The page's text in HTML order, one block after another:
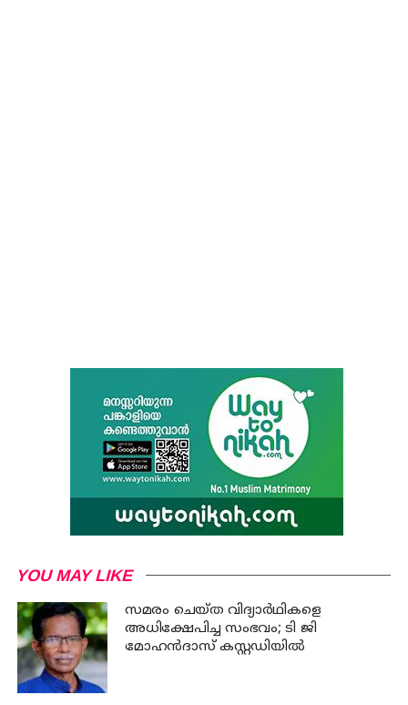
YOU MAY LIKE
സമരം ചെയ്ത വിദ്യാര്‍ഥികളെ
അധിക്ഷേപിച്ച സംഭവം; ടി ജി
മോഹന്‍ദാസ് കസ്റ്റഡിയിൽ